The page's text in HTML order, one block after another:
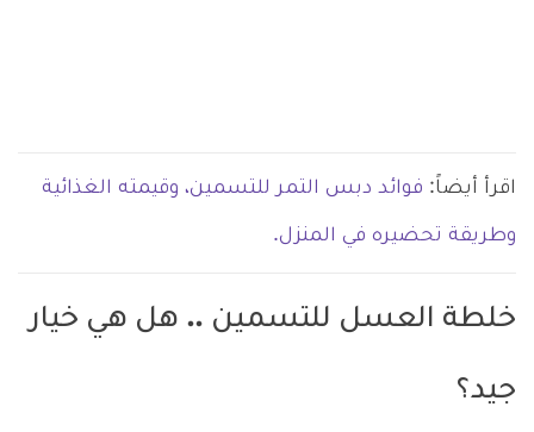
اقرأ أيضاً: فوائد دبس التمر للتسمين، وقيمته الغذائية
وطريقة تحضيره في المنزل.
خلطة العسل للتسمين .. هل هي خيار
جيد؟